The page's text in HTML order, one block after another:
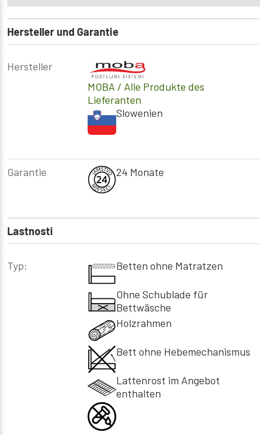
Hersteller und Garantie
Hersteller
MOBA / Alle Produkte des
Lieferanten
Slowenien
Garantie 24 Monate
Lastnosti
Typ: Betten ohne Matratzen
Ohne Schublade für
Bettwäsche
Holzrahmen
Bett ohne Hebemechanismus
Lattenrost im Angebot
enthalten